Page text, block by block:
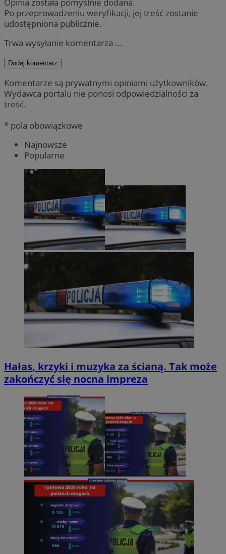
Opinia została pomyślnie dodana.
Po przeprowadzeniu weryfikacji, jej treść zostanie
udostępniona publicznie.
Trwa wysyłanie komentarza ...
Dodaj komentarz
Komentarze są prywatnymi opiniami użytkowników.
Wydawca portalu nie ponosi odpowiedzialności za
treść.
* pola obowiązkowe
Najnowsze
Popularne
Hałas, krzyki i muzyka za ścianą. Tak może
zakończyć się nocna impreza